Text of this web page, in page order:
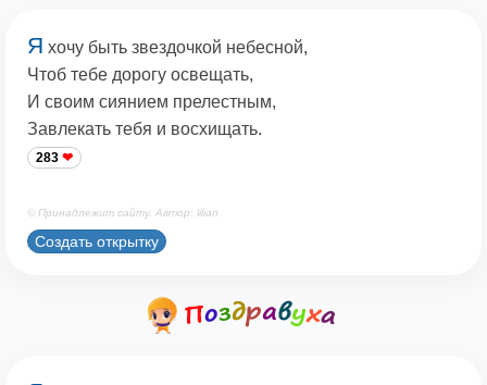
Я хочу быть звездочкой небесной,
Чтоб тебе дорогу освещать,
И своим сиянием прелестным,
Завлекать тебя и восхищать.
283
© Принадлежит сайту. Автор: lilian
Создать открытку